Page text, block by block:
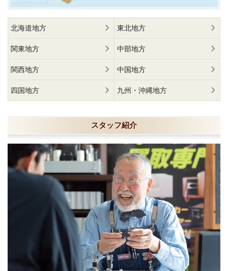
北海道地方 東北地方
関東地方 中部地方
関西地方 中国地方
四国地方 九州・沖縄地方
スタッフ紹介